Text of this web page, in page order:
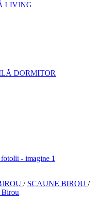
LIVING
DORMITOR
/ SCAUNE BIROU /